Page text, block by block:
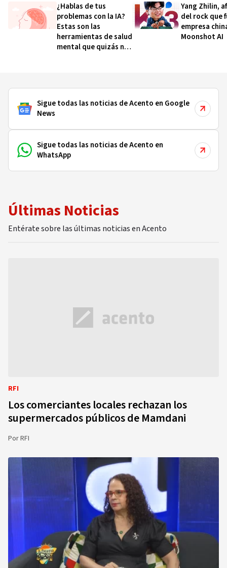
¿Hablas de tus
problemas con la IA?
Estas son las
herramientas de salud
mental que quizás no
Yang Zhilin,
del rock que
empresa
Moonshot AI
Sigue todas las noticias de Acento en Google
News
Sigue todas las noticias de Acento en
WhatsApp